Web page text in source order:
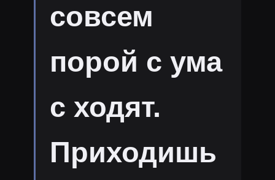
совсем
порой с ума
с ходят.
Приходишь